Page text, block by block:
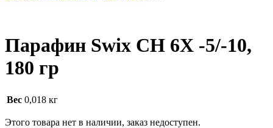
Парафин Swix CH 6X -5/-10,
180 гр
Вес 0,018 кг
Этого товара нет в наличии, заказ недоступен.